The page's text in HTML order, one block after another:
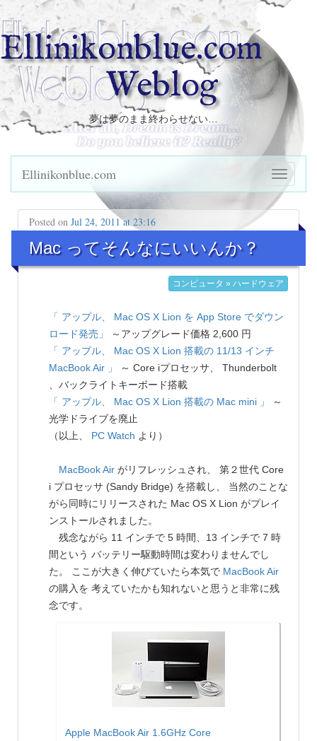
Ellinikonblue.com
Weblog
夢は夢のまま終わらせない…
Ellinikonblue.com
Posted on Jul 24, 2011 at 23:16
Mac ってそんなにいいんか？
コンピュータ » ハードウェア
「 アップル、 Mac OS X Lion を App Store でダウン
ロード発売」
～アップグレード価格 2,600 円
「 アップル、 Mac OS X Lion 搭載の 11/13 インチ
MacBook Air 」
～ Core iプロセッサ、 Thunderbolt
、バックライトキーボード搭載
「 アップル、 Mac OS X Lion 搭載の Mac mini 」
～
光学ドライブを廃止
（以上、 PC Watch より）
MacBook Air がリフレッシュされ、 第２世代 Core
i プロセッサ (Sandy Bridge) を搭載し、 当然のことな
がら同時にリリースされた Mac OS X Lion がプレイ
ンストールされました。
残念ながら 11 インチで 5 時間、13 インチで 7 時
間という バッテリー駆動時間は変わりませんでし
た。 ここが大きく伸びていたら本気で MacBook Air
の購入を 考えていたかも知れないと思うと非常に残
念です。
Apple MacBook Air 1.6GHz Core